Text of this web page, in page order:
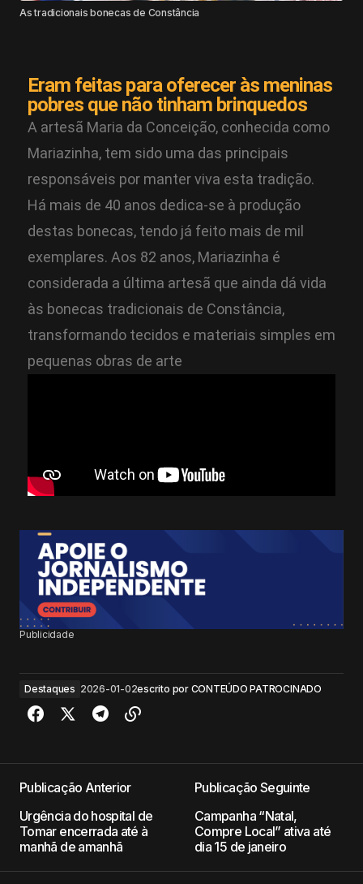
As tradicionais bonecas de Constância
Eram feitas para oferecer às meninas
pobres que não tinham brinquedos
A artesã Maria da Conceição, conhecida como
Mariazinha, tem sido uma das principais
responsáveis por manter viva esta tradição.
Há mais de 40 anos dedica-se à produção
destas bonecas, tendo já feito mais de mil
exemplares. Aos 82 anos, Mariazinha é
considerada a última artesã que ainda dá vida
às bonecas tradicionais de Constância,
transformando tecidos e materiais simples em
pequenas obras de arte
Publicidade
Destaques 2026-01-02escrito por CONTEÚDO PATROCINADO
Publicação Anterior
Urgência do hospital de
Tomar encerrada até à
manhã de amanhã
Publicação Seguinte
Campanha “Natal,
Compre Local” ativa até
dia 15 de janeiro